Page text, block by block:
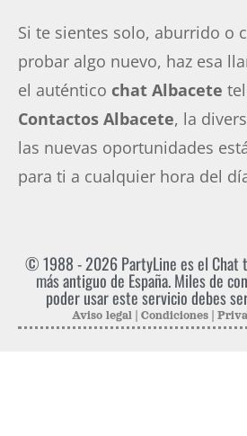
Si te sientes solo, aburrido o
probar algo nuevo, haz esa
el auténtico chat Albacete
Contactos Albacete, la
las nuevas oportunidades
para ti a cualquier hora del
Aviso legal Condiciones
© 1988 - 2026PartyLinees el Chat
más antiguo de España. Miles de
poder usar este servicio debes